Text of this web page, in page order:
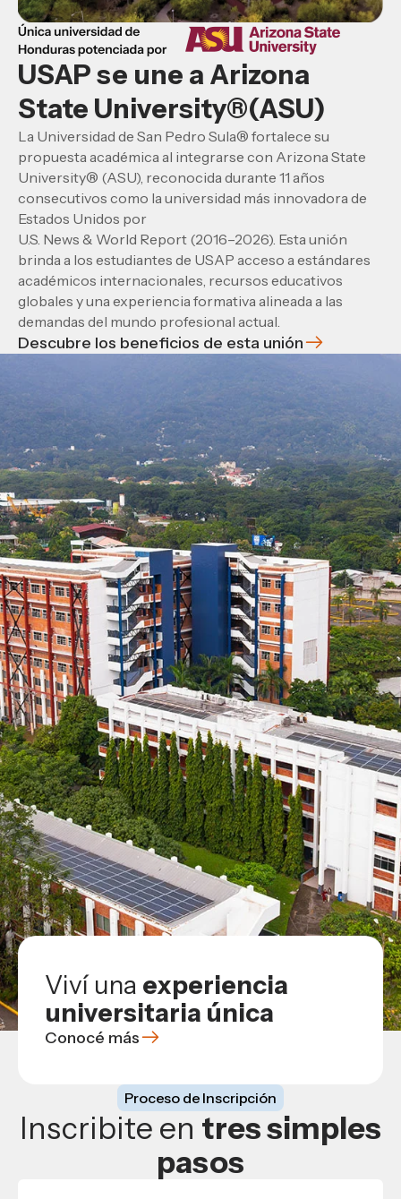
USAP se une a Arizona
State University®(ASU)
La Universidad de San Pedro Sula® fortalece su
propuesta académica al integrarse con Arizona State
University® (ASU), reconocida durante 11 años
consecutivos como la universidad más innovadora de
Estados Unidos por
U.S. News & World Report (2016–2026). Esta unión
brinda a los estudiantes de USAP acceso a estándares
académicos internacionales, recursos educativos
globales y una experiencia formativa alineada a las
demandas del mundo profesional actual.
Descubre los beneficios de esta unión
Viví una experiencia
universitaria única
Conocé más
Proceso de Inscripción
Inscribite en tres simples
pasos